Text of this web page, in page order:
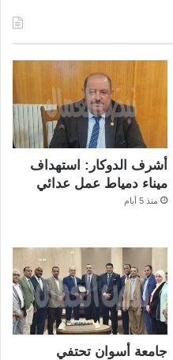
أشرف الدوكار: استهداف
ميناء دمياط عمل عدائي
منذ 5 أيام
جامعة أسوان تحتفي